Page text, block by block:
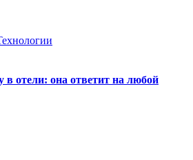
в отели: она ответит на любой